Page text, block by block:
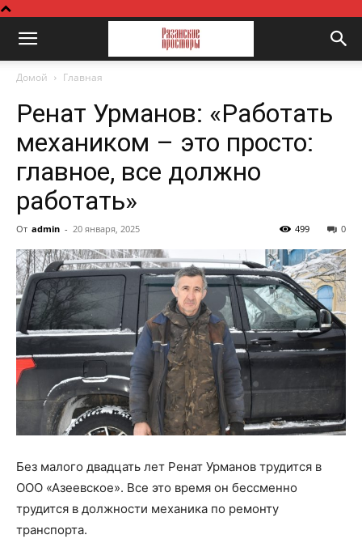
Домой Главная
Ренат Урманов: «Работать
механиком – это просто:
главное, все должно
работать»
От admin - 20 января, 2025 0
499
Без малого двадцать лет Ренат Урманов трудится в
ООО «Азеевское». Все это время он бессменно
трудится в должности механика по ремонту
транспорта.